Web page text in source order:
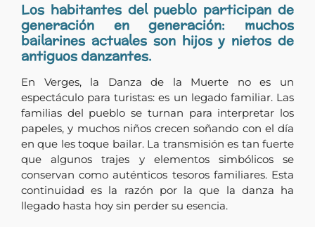
Los habitantes del pueblo participan de
generación en generación: muchos
bailarines actuales son hijos y nietos de
antiguos danzantes.
En Verges, la Danza de la Muerte no es un
espectáculo para turistas: es un legado familiar. Las
familias del pueblo se turnan para interpretar los
papeles, y muchos niños crecen soñando con el día
en que les toque bailar. La transmisión es tan fuerte
que algunos trajes y elementos simbólicos se
conservan como auténticos tesoros familiares. Esta
continuidad es la razón por la que la danza ha
llegado hasta hoy sin perder su esencia.